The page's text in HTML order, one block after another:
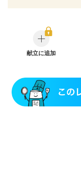
糖尿病性腎症（第１期
糖尿病性腎症（第３期
CKD（ステージ２）
乳がん治療を終えた方
胃がん（抗がん剤治
胃がん治療を終えた方
献立に追加